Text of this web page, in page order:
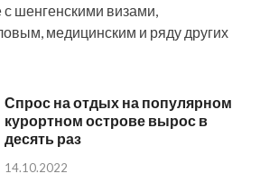
с шенгенскими визами,
медицинским и ряду других
Спрос на отдых на популярном
курортном острове вырос в
десять раз
14.10.2022